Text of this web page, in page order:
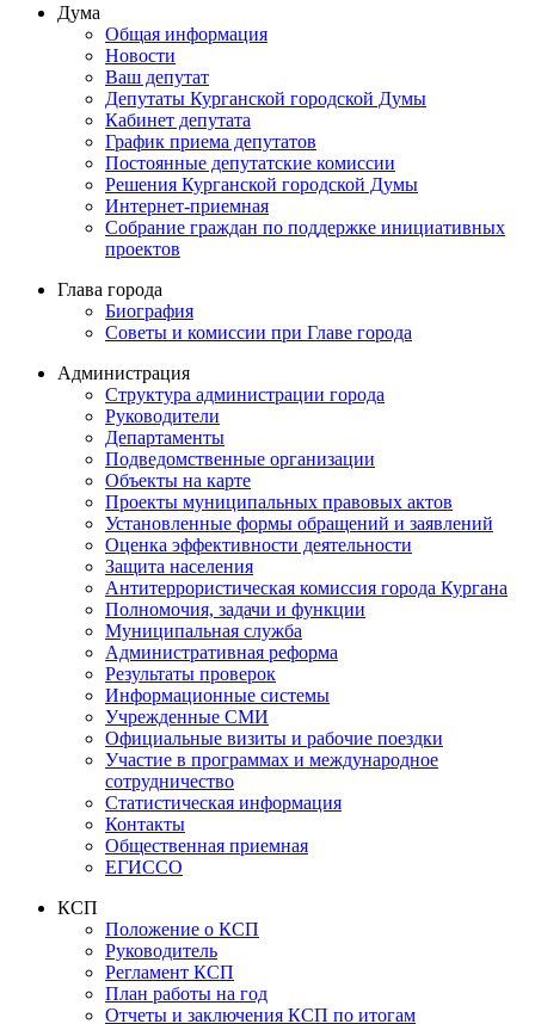
Дума
Общая информация
Новости
Ваш депутат
Депутаты Курганской городской Думы
Кабинет депутата
График приема депутатов
Постоянные депутатские комиссии
Решения Курганской городской Думы
Интернет-приемная
Собрание граждан по поддержке инициативных
проектов
Глава города
Биография
Советы и комиссии при Главе города
Администрация
Структура администрации города
Руководители
Департаменты
Подведомственные организации
Объекты на карте
Проекты муниципальных правовых актов
Установленные формы обращений и заявлений
Оценка эффективности деятельности
Защита населения
Антитеррористическая комиссия города Кургана
Полномочия, задачи и функции
Муниципальная служба
Административная реформа
Результаты проверок
Информационные системы
Учрежденные СМИ
Официальные визиты и рабочие поездки
Участие в программах и международное
сотрудничество
Статистическая информация
Контакты
Общественная приемная
ЕГИССО
КСП
Положение о КСП
Руководитель
Регламент КСП
План работы на год
Отчеты и заключения КСП по итогам